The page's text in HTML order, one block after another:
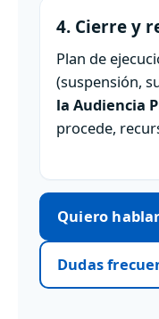
4. Cierre y
Plan de
(suspensión,
la Audiencia
procede,
Quiero
Dudas